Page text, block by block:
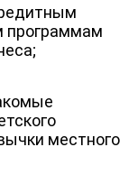
программам
местного